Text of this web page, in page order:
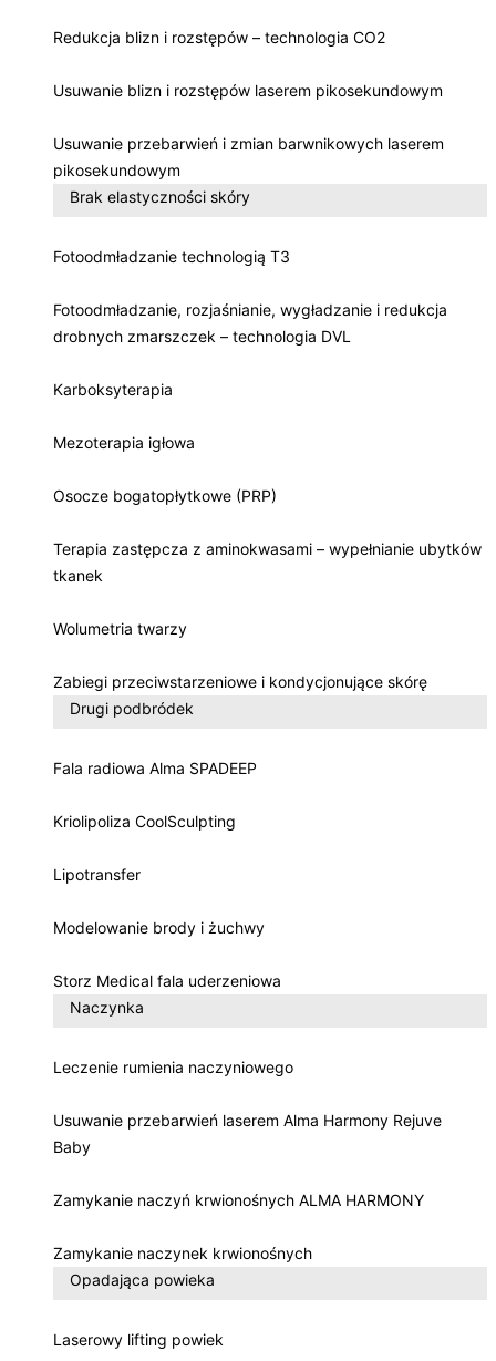
Redukcja blizn i rozstępów – technologia CO2
Usuwanie blizn i rozstępów laserem pikosekundowym
Usuwanie przebarwień i zmian barwnikowych laserem
pikosekundowym
Brak elastyczności skóry
Fotoodmładzanie technologią T3
Fotoodmładzanie, rozjaśnianie, wygładzanie i redukcja
drobnych zmarszczek – technologia DVL
Karboksyterapia
Mezoterapia igłowa
Osocze bogatopłytkowe (PRP)
Terapia zastępcza z aminokwasami – wypełnianie ubytków
tkanek
Wolumetria twarzy
Zabiegi przeciwstarzeniowe i kondycjonujące skórę
Drugi podbródek
Fala radiowa Alma SPADEEP
Kriolipoliza CoolSculpting
Lipotransfer
Modelowanie brody i żuchwy
Storz Medical fala uderzeniowa
Naczynka
Leczenie rumienia naczyniowego
Usuwanie przebarwień laserem Alma Harmony Rejuve
Baby
Zamykanie naczyń krwionośnych ALMA HARMONY
Zamykanie naczynek krwionośnych
Opadająca powieka
Laserowy lifting powiek